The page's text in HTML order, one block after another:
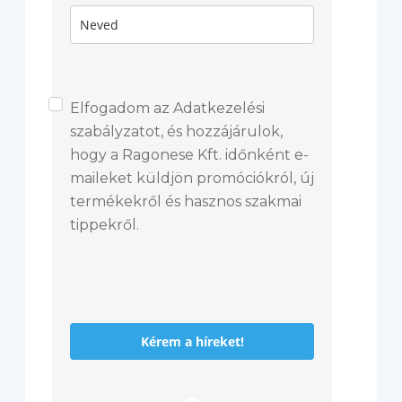
Elfogadom az Adatkezelési
szabályzatot, és hozzájárulok,
hogy a Ragonese Kft. időnként e-
maileket küldjön promóciókról, új
termékekről és hasznos szakmai
tippekről.
Kérem a híreket!